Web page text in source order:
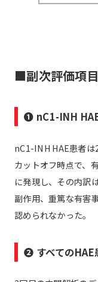
■副次評価項目
❶ nC1-INH
nC1-INH HAE患者は
カットオフ時点で、
に発現し、その内訳
副作用、重篤な有害
認められなかった。
❷ すべてのHAE